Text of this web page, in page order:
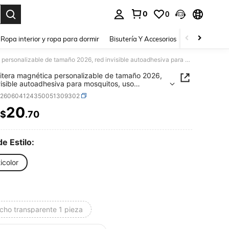
0 0
Ropa interior y ropa para dormir Bisutería Y Accesorios Zapatos
Mosquitera magnética personalizable de tamaño 2026, red invisible autoadhesiva para mosquitos, uso doméstico magnético
magnética personalizable de tamaño 2026,
autoadhesiva para mosquitos, uso
magnético
AND AVAILABILITY
$20.70
Estilo:
transparente 1 pieza